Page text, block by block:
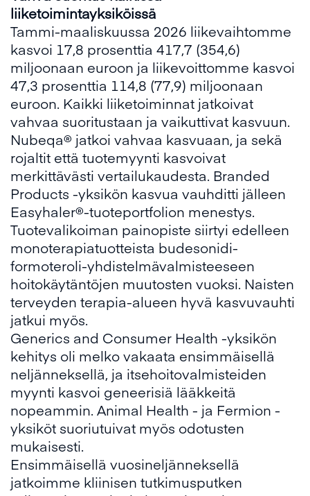
liiketoimintayksiköissä
Tammi-maaliskuussa 2026 liikevaihtomme
kasvoi 17,8 prosenttia 417,7 (354,6)
miljoonaan euroon ja liikevoittomme kasvoi
47,3 prosenttia 114,8 (77,9) miljoonaan
euroon. Kaikki liiketoiminnat jatkoivat
vahvaa suoritustaan ja vaikuttivat kasvuun.
Nubeqa® jatkoi vahvaa kasvuaan, ja sekä
rojaltit että tuotemyynti kasvoivat
merkittävästi vertailukaudesta. Branded
Products -yksikön kasvua vauhditti jälleen
Easyhaler®-tuoteportfolion menestys.
Tuotevalikoiman painopiste siirtyi edelleen
monoterapiatuotteista budesonidi-
formoteroli-yhdistelmävalmisteeseen
hoitokäytäntöjen muutosten vuoksi. Naisten
terveyden terapia-alueen hyvä kasvuvauhti
jatkui myös.
Generics and Consumer Health -yksikön
kehitys oli melko vakaata ensimmäisellä
neljänneksellä, ja itsehoitovalmisteiden
myynti kasvoi geneerisiä lääkkeitä
nopeammin. Animal Health - ja Fermion -
yksiköt suoriutuivat myös odotusten
mukaisesti.
Ensimmäisellä vuosineljänneksellä
jatkoimme kliinisen tutkimusputken